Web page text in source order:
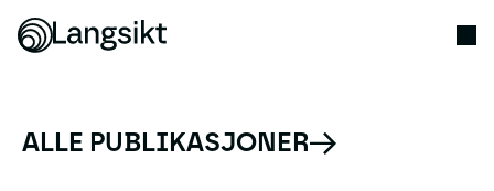
ALLE PUBLIKASJONER